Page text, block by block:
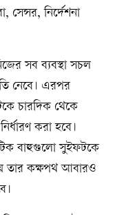
সেন্সর, নির্দেশনা
সব ব্যবস্থা সচল
নেবে। এরপর
চারদিক থেকে
করা হবে।
বাহুগুলো সুইফটকে
তার কক্ষপথ আবারও